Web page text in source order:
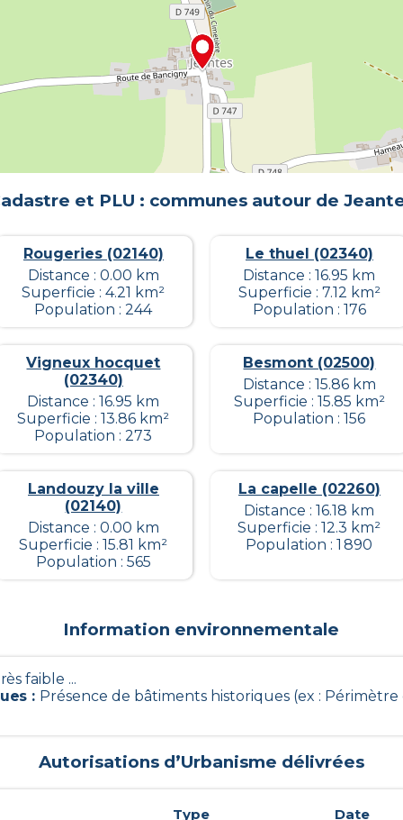
et PLU : communes autour de
Rougeries (02140)
Distance : 0.00 km
Superficie : 4.21 km²
Population : 244
Le thuel (02340)
Distance : 16.95 km
Superficie : 7.12 km²
Population : 176
Vigneux hocquet
(02340)
Distance : 16.95 km
Superficie : 13.86 km²
Population : 273
Besmont (02500)
Distance : 15.86 km
Superficie : 15.85 km²
Population : 156
Landouzy la ville
(02140)
Distance : 0.00 km
Superficie : 15.81 km²
Population : 565
La capelle (02260)
Distance : 16.18 km
Superficie : 12.3 km²
Population : 1 890
Information environnementale
faible ...
: Présence de bâtiments historiques (ex :
Autorisations d’Urbanisme délivrées
Type Date